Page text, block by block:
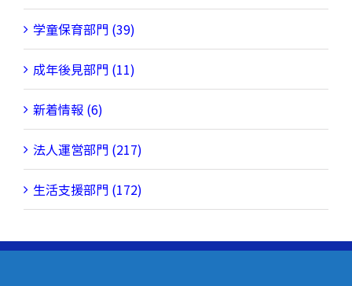
学童保育部門 (39)
成年後見部門 (11)
新着情報 (6)
法人運営部門 (217)
生活支援部門 (172)